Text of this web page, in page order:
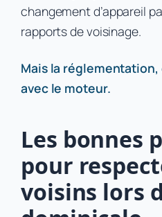
changement d’appareil
rapports de voisinage.
Mais la
avec le moteur.
Les bonnes
pour
voisins lors